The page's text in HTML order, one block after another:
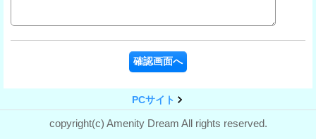
PCサイト
copyright(c) Amenity Dream All rights reserved.